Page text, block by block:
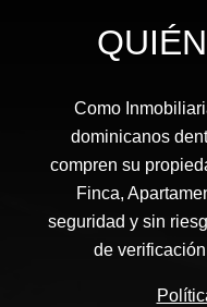
Como
dominicanos
compren su
Finca,
seguridad y sin
de